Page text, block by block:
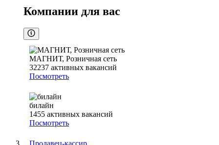
Компании для вас
МАГНИТ, Розничная сеть
32237 активных вакансий
Посмотреть
билайн
1455 активных вакансий
Посмотреть